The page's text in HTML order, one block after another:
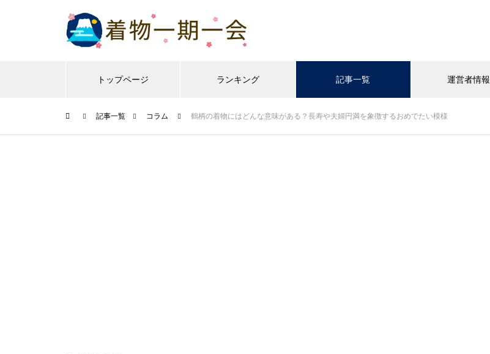
トップページ ランキング 記事一覧 運営者情報
記事一覧 コラム 鶴柄の着物にはどんな意味がある？長寿や夫婦円満を象徴するおめでたい模様